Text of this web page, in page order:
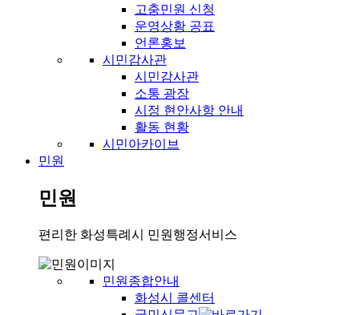
고충민원 신청
운영상황 공표
언론홍보
시민감사관
시민감사관
소통 광장
시정 현안사항 안내
활동 현황
시민아카이브
민원
민원
편리한 화성특례시 민원행정서비스
민원종합안내
화성시 콜센터